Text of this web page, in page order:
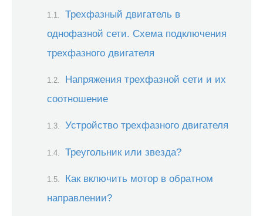
Трехфазный двигатель в
однофазной сети. Схема подключения
трехфазного двигателя
Напряжения трехфазной сети и их
соотношение
Устройство трехфазного двигателя
Треугольник или звезда?
Как включить мотор в обратном
направлении?